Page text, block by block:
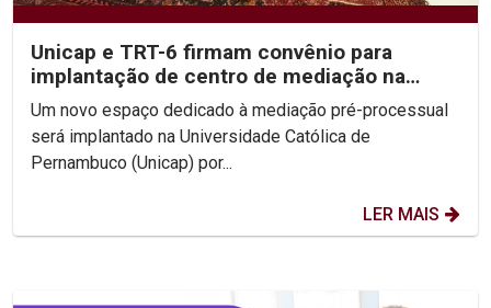
Unicap e TRT-6 firmam convênio para
implantação de centro de mediação na
Escola do Consenso
Um novo espaço dedicado à mediação pré-processual
será implantado na Universidade Católica de
Pernambuco (Unicap) por...
LER MAIS